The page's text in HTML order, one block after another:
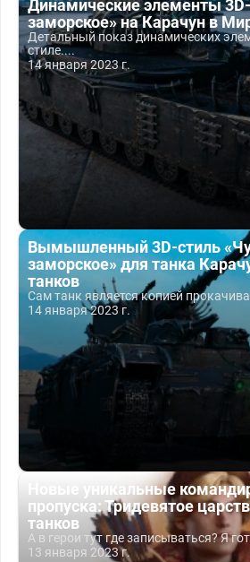
Динамические элементы
заморское» на Карачун в
Детальный показ динамических
стиле....
14 января 2023 г.
Вымышленный 3D-стиль
заморское» для танка
танков
Сам танк является копией
14 января 2023 г.
Новые уникальные
пропуска: Тридевятое
танков
А в герои тут где записываться? Я
13 января 2023 г.